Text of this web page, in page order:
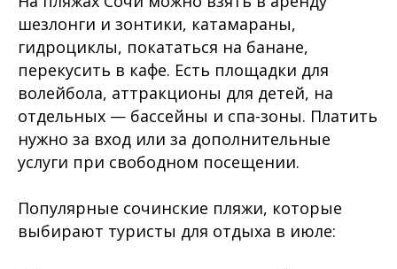
шезлонги и зонтики, катамараны,
гидроциклы, покататься на банане,
перекусить в кафе. Есть площадки для
волейбола, аттракционы для детей, на
отдельных — бассейны и спа-зоны. Платить
нужно за вход или за дополнительные
услуги при свободном посещении.
Популярные сочинские пляжи, которые
выбирают туристы для отдыха в июле: